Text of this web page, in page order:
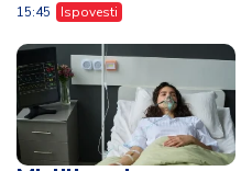
15:45 Ispovesti